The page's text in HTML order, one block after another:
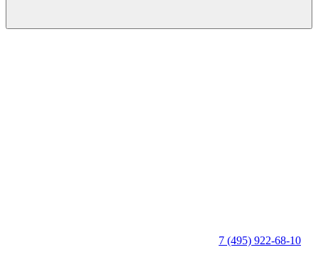
7 (495) 922-68-10